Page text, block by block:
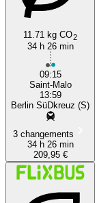
11.71 kg CO2
34 h 26 min
09:15
Saint-Malo
13:59
Berlin SüDkreuz (S)
3 changements
34 h 26 min
209,95 €